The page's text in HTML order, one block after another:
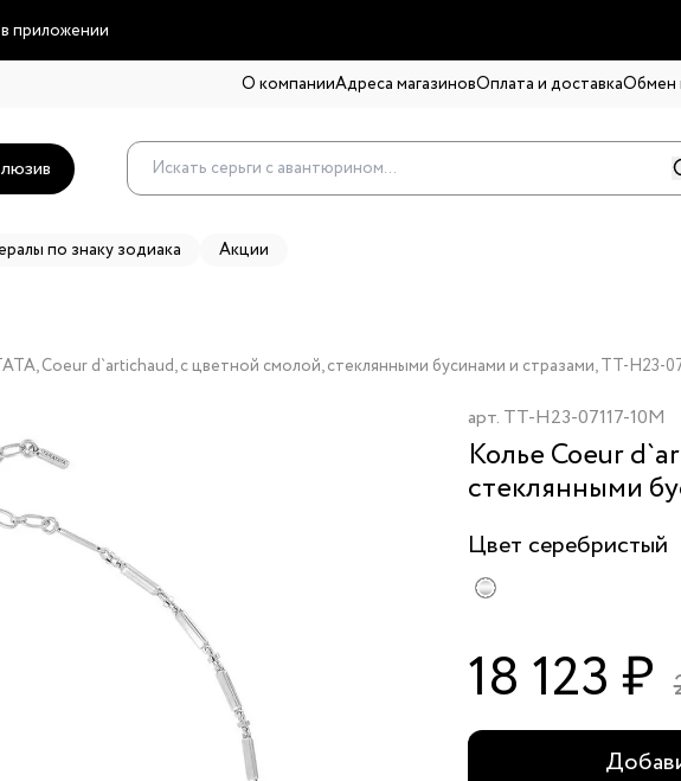
приложении
О компанииАдреса магазиновОплата и доставкаОбмен
по знаку зодиака Акции
Coeur d`artichaud, с цветной смолой, стеклянными бусинами и стразами, TT-H23-
арт. TT-H23-07117-10M
Колье Coeur
стеклянными
Цвет серебристый
18 123 ₽